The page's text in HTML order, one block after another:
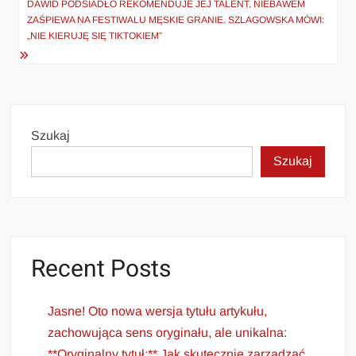
DAWID PODSIADŁO REKOMENDUJE JEJ TALENT, NIEBAWEM
ZAŚPIEWA NA FESTIWALU MĘSKIE GRANIE. SZLAGOWSKA MÓWI:
„NIE KIERUJĘ SIĘ TIKTOKIEM”
Szukaj
Szukaj
Recent Posts
Jasne! Oto nowa wersja tytułu artykułu,
zachowująca sens oryginału, ale unikalna: